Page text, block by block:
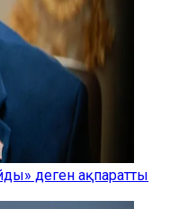
деген ақпаратты